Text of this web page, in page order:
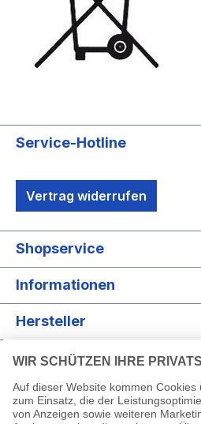
Service-Hotline
Vertrag widerrufen
Shopservice
Informationen
Hersteller